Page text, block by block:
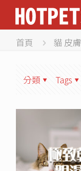
首頁 貓 皮膚
分類 Tags